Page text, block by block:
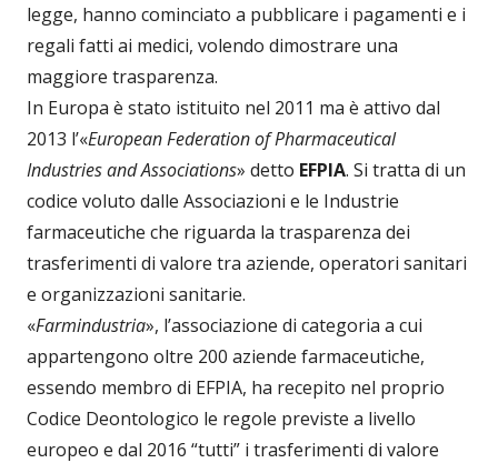
legge, hanno cominciato a pubblicare i pagamenti e i
regali fatti ai medici, volendo dimostrare una
maggiore trasparenza.
In Europa è stato istituito nel 2011 ma è attivo dal
2013 l’«European Federation of Pharmaceutical
Industries and Associations» detto EFPIA. Si tratta di un
codice voluto dalle Associazioni e le Industrie
farmaceutiche che riguarda la trasparenza dei
trasferimenti di valore tra aziende, operatori sanitari
e organizzazioni sanitarie.
«Farmindustria», l’associazione di categoria a cui
appartengono oltre 200 aziende farmaceutiche,
essendo membro di EFPIA, ha recepito nel proprio
Codice Deontologico le regole previste a livello
europeo e dal 2016 “tutti” i trasferimenti di valore